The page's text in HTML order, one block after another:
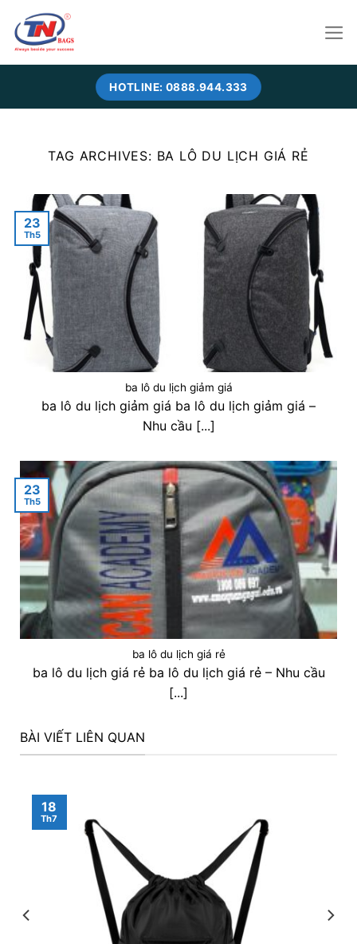
content
HOTLINE: 0888.944.333
TAG ARCHIVES: BA LÔ DU LỊCH GIÁ RẺ
ba lô du lịch giảm giá
ba lô du lịch giảm giá ba lô du lịch giảm giá –
Nhu cầu [...]
23
Th5
ba lô du lịch giá rẻ
ba lô du lịch giá rẻ ba lô du lịch giá rẻ – Nhu cầu
[...]
23
Th5
BÀI VIẾT LIÊN QUAN
18
Th7